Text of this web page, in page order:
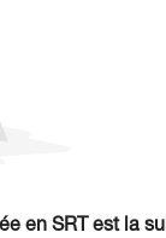
en SRT est la